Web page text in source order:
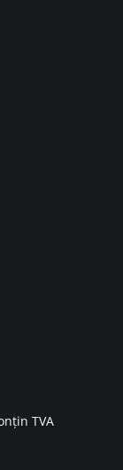
TVA